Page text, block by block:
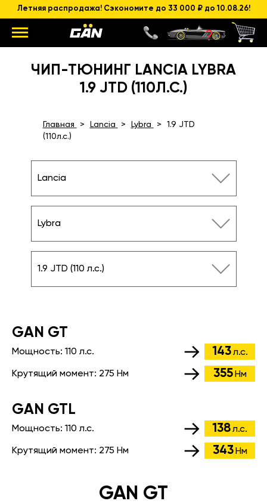
Летняя распродажа! Сэкономите до 33 000 ₽ до 10.08.26!
ЧИП-ТЮНИНГ LANCIA LYBRA
1.9 JTD (110Л.С.)
Главная Lancia Lybra
1.9 JTD
(110л.с.)
Lancia
Lybra
1.9 JTD (110 л.с.)
GАN GT
Мощность: 110 л.с. 143 л.с.
Крутящий момент: 275 Нм 355 Нм
GАN GTL
Мощность: 110 л.с. 138л.с.
Крутящий момент: 275 Нм 343 Нм
GAN GT